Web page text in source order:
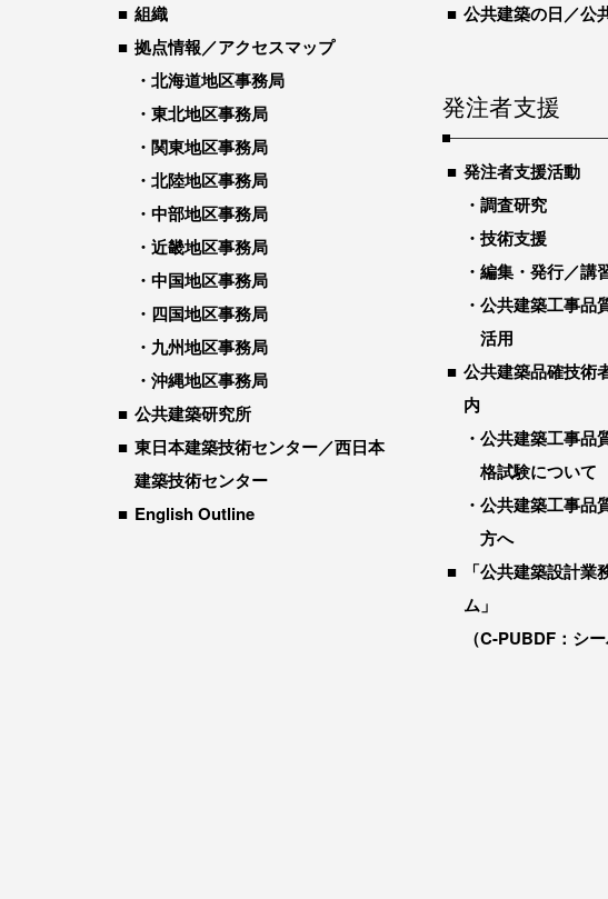
組織
拠点情報／アクセスマップ
北海道地区事務局
東北地区事務局
関東地区事務局
北陸地区事務局
中部地区事務局
近畿地区事務局
中国地区事務局
四国地区事務局
九州地区事務局
沖縄地区事務局
公共建築研究所
東日本建築技術センター／西日本
建築技術センター
English Outline
公共建築の日／公
発注者支援
発注者支援活動
調査研究
技術支援
編集・発行／講
公共建築工事品
活用
公共建築品確技術
内
公共建築工事品
格試験について
公共建築工事品
方へ
「公共建築設計
ム」
（C-PUBDF：シ